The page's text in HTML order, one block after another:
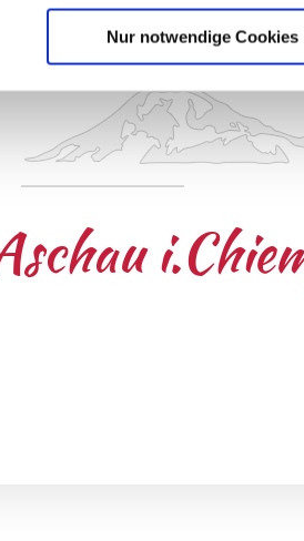
Nur notwendige Cookies